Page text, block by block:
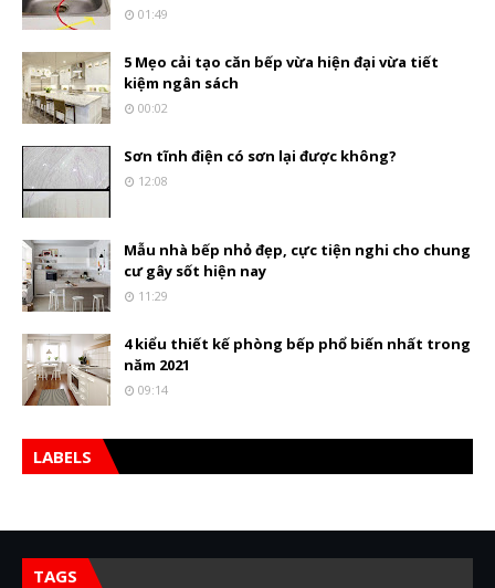
01:49
5 Mẹo cải tạo căn bếp vừa hiện đại vừa tiết
kiệm ngân sách
00:02
Sơn tĩnh điện có sơn lại được không?
12:08
Mẫu nhà bếp nhỏ đẹp, cực tiện nghi cho chung
cư gây sốt hiện nay
11:29
4 kiểu thiết kế phòng bếp phổ biến nhất trong
năm 2021
09:14
LABELS
TAGS